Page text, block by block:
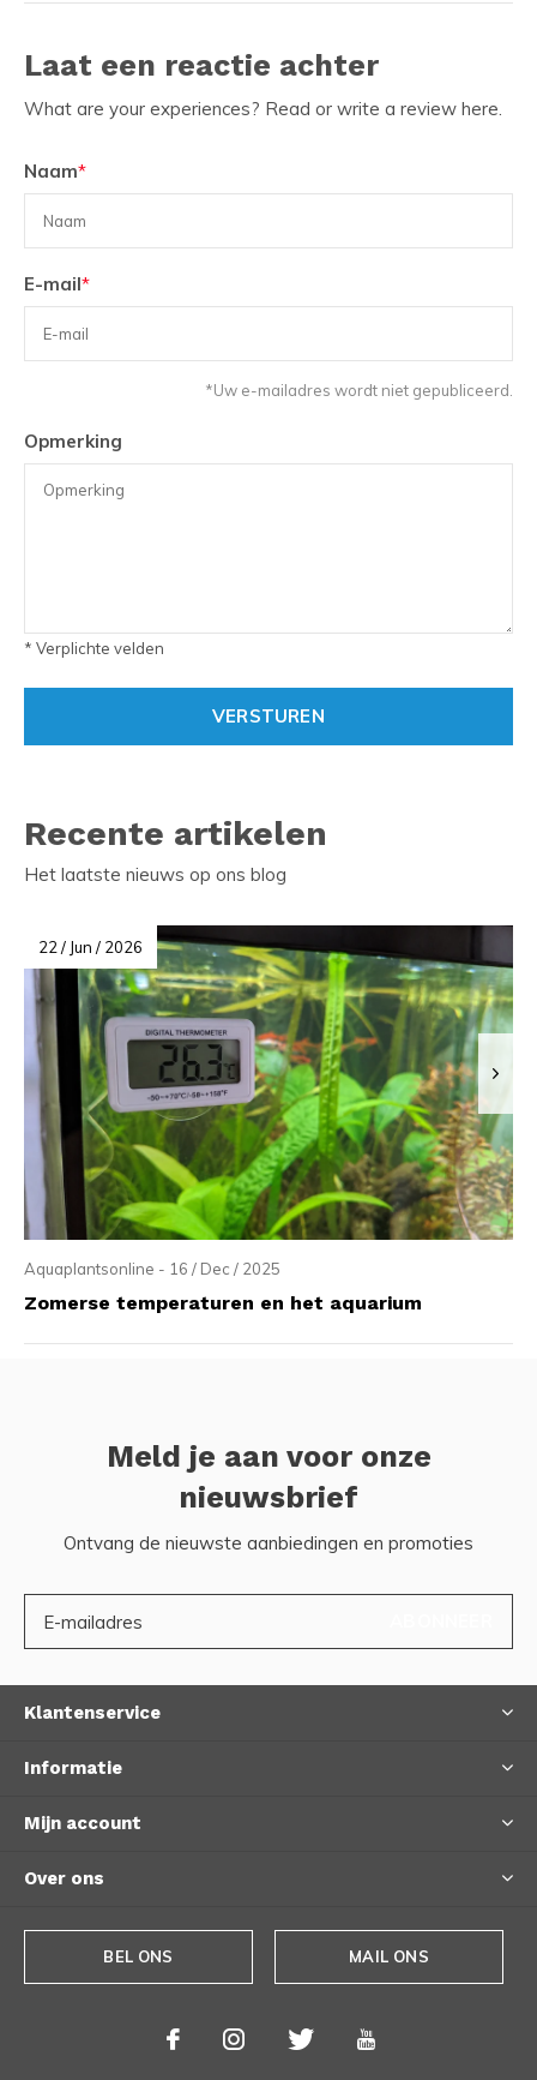
Laat een reactie achter
What are your experiences? Read or write a review here.
Naam*
E-mail*
*Uw e-mailadres wordt niet gepubliceerd.
Opmerking
* Verplichte velden
VERSTUREN
Recente artikelen
Het laatste nieuws op ons blog
22 / Jun / 2026
Aquaplantsonline - 16 / Dec / 2025
Zomerse temperaturen en het aquarium
Meld je aan voor onze
nieuwsbrief
Ontvang de nieuwste aanbiedingen en promoties
Klantenservice
Informatie
Mijn account
Over ons
BEL ONS MAIL ONS